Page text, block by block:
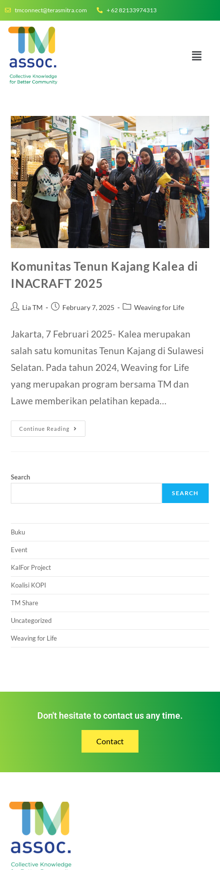
tmconnect@terasmitra.com + 62 82133974313
Komunitas Tenun Kajang Kalea di
INACRAFT 2025
Lia TM February 7, 2025 Weaving for Life
Jakarta, 7 Februari 2025- Kalea merupakan
salah satu komunitas Tenun Kajang di Sulawesi
Selatan. Pada tahun 2024, Weaving for Life
yang merupakan program bersama TM dan
Lawe memberikan pelatihan kepada…
Continue Reading
Search
SEARCH
Buku
Event
KalFor Project
Koalisi KOPI
TM Share
Uncategorized
Weaving for Life
Don't hesitate to contact us any time.
Contact